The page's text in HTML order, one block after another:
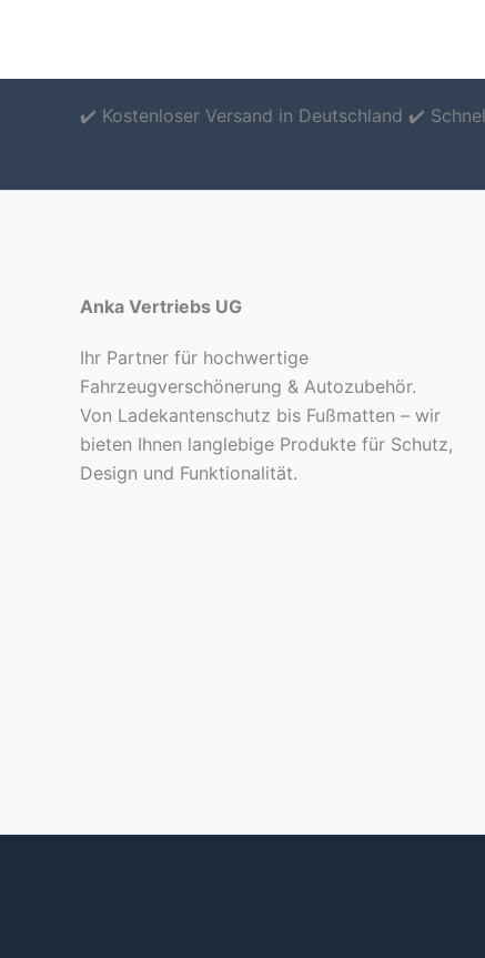
✔️ Kostenloser Versand in Deutschland ✔️
Anka Vertriebs UG
Ihr Partner für hochwertige
Fahrzeugverschönerung & Autozubehör.
Von Ladekantenschutz bis Fußmatten – wir
bieten Ihnen langlebige Produkte für Schutz,
Design und Funktionalität.